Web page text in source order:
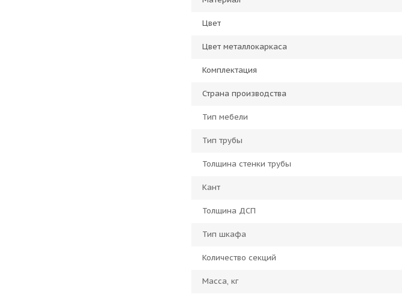
Цвет
Цвет металлокаркаса
Комплектация
Страна производства
Тип мебели
Тип трубы
Толщина стенки трубы
Кант
Толщина ДСП
Тип шкафа
Количество секций
Масса, кг